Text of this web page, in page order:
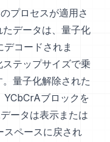
プロセスが適用さ
データは、量子化
コードされま
テップサイズで乗
量子化解除された
YCbCrAブロックを
ータは表示または
スペースに戻され